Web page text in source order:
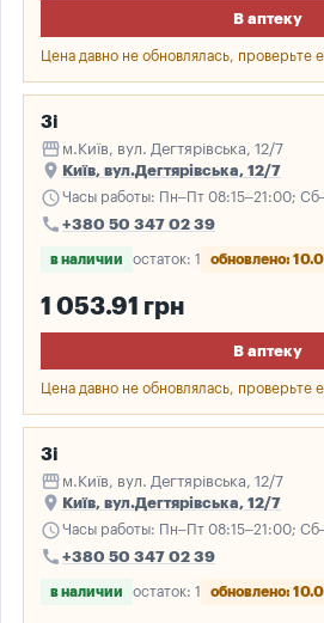
В аптеку
Цена давно не обновлялась, проверьте
3і
storefront м.Київ, вул. Дегтярівська, 12/7
place Київ, вул.Дегтярівська, 12/7
scheduleЧасы работы: Пн–Пт 08:15–21:00;
call +380 50 347 02 39
в наличии остаток: 1 обновлено:
1 053.91 грн
В аптеку
Цена давно не обновлялась, проверьте
3і
storefront м.Київ, вул. Дегтярівська, 12/7
place Київ, вул.Дегтярівська, 12/7
scheduleЧасы работы: Пн–Пт 08:15–21:00;
call +380 50 347 02 39
в наличии остаток: 1 обновлено: